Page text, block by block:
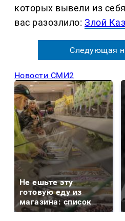
которых вывели из
вас разозлило:Злой
Следующая
Новости СМИ2
Не ешьте эту
готовую еду из
магазина: список